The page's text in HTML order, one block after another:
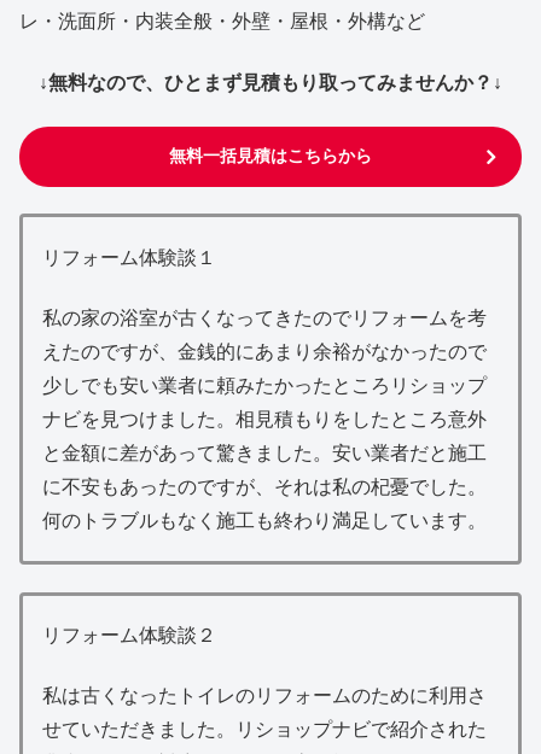
レ・洗面所・内装全般・外壁・屋根・外構など
↓無料なので、ひとまず見積もり取ってみませんか？↓
無料一括見積はこちらから
リフォーム体験談１
私の家の浴室が古くなってきたのでリフォームを考
えたのですが、金銭的にあまり余裕がなかったので
少しでも安い業者に頼みたかったところリショップ
ナビを見つけました。相見積もりをしたところ意外
と金額に差があって驚きました。安い業者だと施工
に不安もあったのですが、それは私の杞憂でした。
何のトラブルもなく施工も終わり満足しています。
リフォーム体験談２
私は古くなったトイレのリフォームのために利用さ
せていただきました。リショップナビで紹介された